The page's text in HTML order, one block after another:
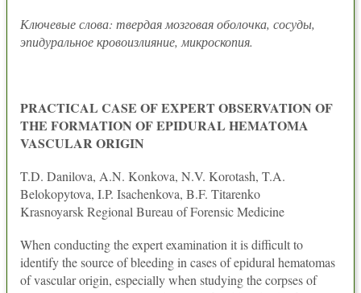
Ключевые слова: твердая мозговая оболочка, сосуды,
эпидуральное кровоизлияние, микроскопия.
PRACTICAL CASE OF EXPERT OBSERVATION OF
THE FORMATION OF EPIDURAL HEMATOMA
VASCULAR ORIGIN
T.D. Danilova, A.N. Konkova, N.V. Korotash, T.A.
Belokopytova, I.P. Isachenkova, B.F. Titarenko
Krasnoyarsk Regional Bureau of Forensic Medicine
When conducting the expert examination it is difficult to
identify the source of bleeding in cases of epidural hematomas
of vascular origin, especially when studying the corpses of